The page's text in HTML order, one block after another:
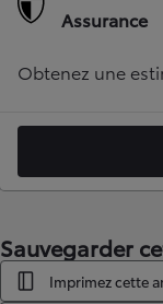
Assurance
Obtenez une
Sauvegarder
Imprimez cette